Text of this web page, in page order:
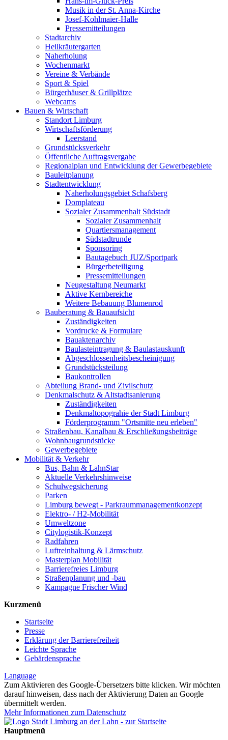
Musik in der St. Anna-Kirche
Josef-Kohlmaier-Halle
Pressemitteilungen
Stadtarchiv
Heilkräutergarten
Naherholung
Wochenmarkt
Vereine & Verbände
Sport & Spiel
Bürgerhäuser & Grillplätze
Webcams
Bauen & Wirtschaft
Standort Limburg
Wirtschaftsförderung
Leerstand
Grundstücksverkehr
Öffentliche Auftragsvergabe
Regionalplan und Entwicklung der Gewerbegebiete
Bauleitplanung
Stadtentwicklung
Naherholungsgebiet Schafsberg
Domplateau
Sozialer Zusammenhalt Südstadt
Sozialer Zusammenhalt
Quartiersmanagement
Südstadtrunde
Sponsoring
Bautagebuch JUZ/Sportpark
Bürgerbeteiligung
Pressemitteilungen
Neugestaltung Neumarkt
Aktive Kernbereiche
Weitere Bebauung Blumenrod
Bauberatung & Bauaufsicht
Zuständigkeiten
Vordrucke & Formulare
Bauaktenarchiv
Baulasteintragung & Baulastauskunft
Abgeschlossenheitsbescheinigung
Grundstücksteilung
Baukontrollen
Abteilung Brand- und Zivilschutz
Denkmalschutz & Altstadtsanierung
Zuständigkeiten
Denkmaltopograhie der Stadt Limburg
Förderprogramm "Ortsmitte neu erleben"
Straßenbau, Kanalbau & Erschließungsbeiträge
Wohnbaugrundstücke
Gewerbegebiete
Mobilität & Verkehr
Bus, Bahn & LahnStar
Aktuelle Verkehrshinweise
Schulwegsicherung
Parken
Limburg bewegt - Park­raum­management­konzept
Elektro- / H2-Mobilität
Umweltzone
Citylogistik-Konzept
Radfahren
Luftreinhaltung & Lärmschutz
Masterplan Mobilität
Barrierefreies Limburg
Straßenplanung und -bau
Kampagne Frischer Wind
Kurzmenü
Startseite
Presse
Erklärung der Barrierefreiheit
Leichte Sprache
Gebärdensprache
Language
Zum Aktivieren des Google-Übersetzers bitte klicken. Wir möchten
darauf hinweisen, dass nach der Aktivierung Daten an Google
übermittelt werden.
Mehr Informationen zum Datenschutz
Hauptmenü